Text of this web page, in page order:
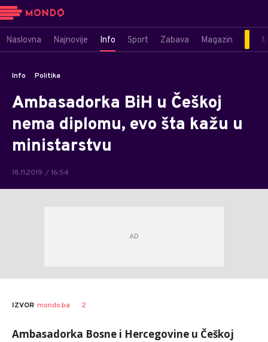
Naslovna Najnovije Info Sport Zabava Magazin
Info Politika
Ambasadorka BiH u Češkoj
nema diplomu, evo šta kažu u
ministarstvu
18.11.2019. / 16:54
AUTOR Svitlica
IZVOR mondo.ba 2
Ambasadorka Bosne i Hercegovine u Češkoj